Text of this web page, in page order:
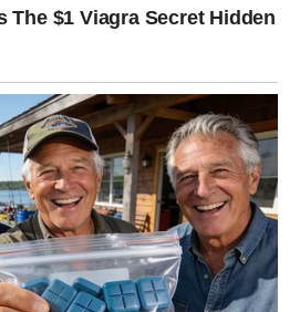
biti nešto veoma vrijedno.
pružiti dodatnu
vrijeme provedeno sa
članova porodice podijeliti
riješiti pitanje koje vas je